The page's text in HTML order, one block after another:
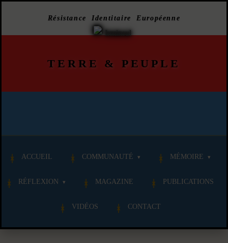
Résistance Identitaire Européenne
TERRE & PEUPLE
ACCUEIL COMMUNAUTÉ MÉMOIRE
RÉFLEXION MAGAZINE PUBLICATIONS
VIDÉOS CONTACT